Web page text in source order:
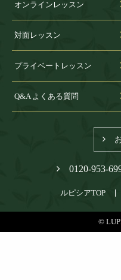
オンラインレッスン
対面レッスン
プライベートレッスン
Q&A よくある質問
0120-953-
ルピシアTOP
©